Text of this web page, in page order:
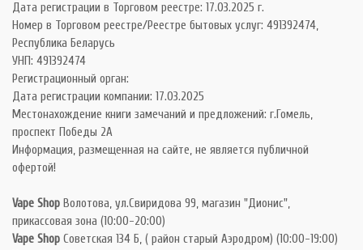
Дата регистрации в Торговом реестре: 17.03.2025 г.
Номер в Торговом реестре/Реестре бытовых услуг: 491392474,
Республика Беларусь
УНП: 491392474
Регистрационный орган:
Дата регистрации компании: 17.03.2025
Местонахождение книги замечаний и предложений: г.Гомель,
проспект Победы 2А
Информация, размещенная на сайте, не является публичной
офертой!
Vape Shop Волотова, ул.Свиридова 99, магазин "Дионис",
прикассовая зона (10:00-20:00)
Vape Shop Советская 134 Б, ( район старый Аэродром) (10:00-19:00)